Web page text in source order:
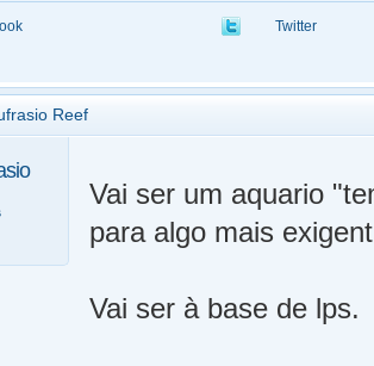
Twitter
Reef
Vai ser um aquario
para algo mais
Vai ser à base de lps.